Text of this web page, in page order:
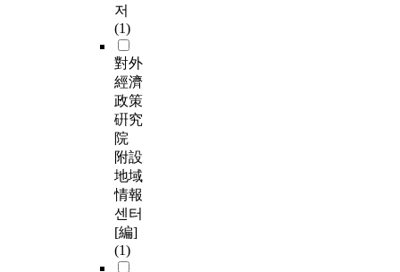
저
(1)
對外
經濟
政策
硏究
院
附設
地域
情報
센터
[編]
(1)